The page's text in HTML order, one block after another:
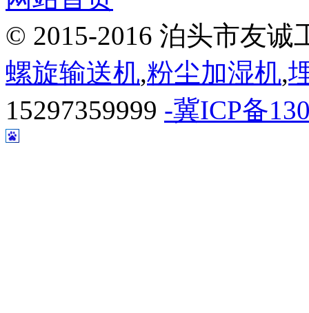
© 2015-2016 泊头市友
螺旋输送机,粉尘加湿机,
15297359999 -冀ICP备